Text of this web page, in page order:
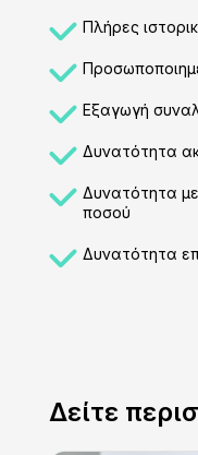
Πλήρες
Εξαγωγή
Δυνατότητα
Δυνατότητα
ποσού
Δυνατότητα
Δείτε